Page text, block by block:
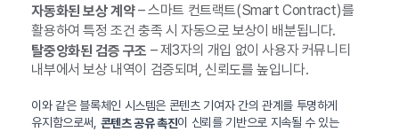
자동화된 보상 계약– 스마트 컨트랙트(Smart Contract)를
활용하여 특정 조건 충족 시 자동으로 보상이 배분됩니다.
탈중앙화된 검증 구조 – 제3자의 개입 없이 사용자 커뮤니티
내부에서 보상 내역이 검증되며, 신뢰도를 높입니다.
이와 같은 블록체인 시스템은 콘텐츠 기여자 간의 관계를 투명하게
유지함으로써, 콘텐츠 공유 촉진이 신뢰를 기반으로 지속될 수 있는